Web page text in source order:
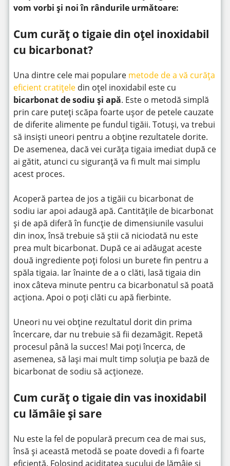
vom vorbi și noi în rândurile următoare:
Cum curăț o tigaie din oțel inoxidabil
cu bicarbonat?
Una dintre cele mai populare metode de a vă curăța
eficient cratițeledin oțel inoxidabil este cu
bicarbonat de sodiu și apă. Este o metodă simplă
prin care puteți scăpa foarte ușor de petele cauzate
de diferite alimente pe fundul tigăii. Totuși, va trebui
să insiști uneori pentru a obține rezultatele dorite.
De asemenea, dacă vei curăța tigaia imediat după ce
ai gătit, atunci cu siguranță va fi mult mai simplu
acest proces.
Acoperă partea de jos a tigăii cu bicarbonat de
sodiu iar apoi adaugă apă. Cantitățile de bicarbonat
și de apă diferă în funcție de dimensiunile vasului
din inox, însă trebuie să știi că niciodată nu este
prea mult bicarbonat. După ce ai adăugat aceste
două ingrediente poți folosi un burete fin pentru a
spăla tigaia. Iar înainte de a o clăti, lasă tigaia din
inox câteva minute pentru ca bicarbonatul să poată
acționa. Apoi o poți clăti cu apă fierbinte.
Uneori nu vei obține rezultatul dorit din prima
încercare, dar nu trebuie să fii dezamăgit. Repetă
procesul până la succes! Mai poți încerca, de
asemenea, să lași mai mult timp soluția pe bază de
bicarbonat de sodiu să acționeze.
Cum curăț o tigaie din vas inoxidabil
cu lămâie și sare
Nu este la fel de populară precum cea de mai sus,
însă și această metodă se poate dovedi a fi foarte
eficientă. Folosind aciditatea sucului de lămâie și